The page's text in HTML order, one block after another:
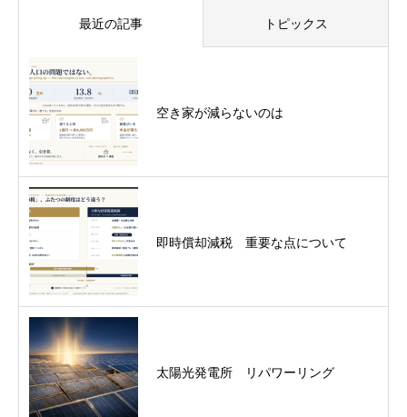
最近の記事 トピックス
空き家が減らないのは
即時償却減税 重要な点について
太陽光発電所 リパワーリング